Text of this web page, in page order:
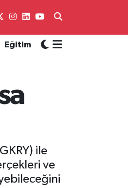
Eğitim
ile
ve